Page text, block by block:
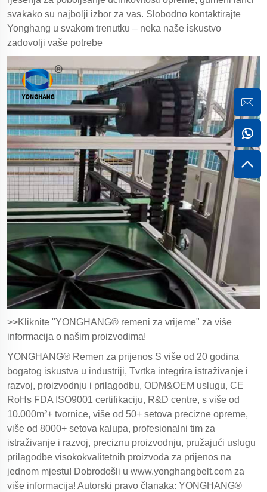
svakako su najbolji izbor za vas. Slobodno kontaktirajte
Yonghang u svakom trenutku – neka naše iskustvo
zadovolji vaše potrebe
>>Kliknite "YONGHANG® remeni za vrijeme" za više
informacija o našim proizvodima!
YONGHANG® Remen za prijenos S više od 20 godina
bogatog iskustva u industriji, Tvrtka integrira istraživanje i
razvoj, proizvodnju i prilagodbu, ODM&OEM uslugu, CE
RoHs FDA ISO9001 certifikaciju, R&D centre, s više od
10.000m²+ tvornice, više od 50+ setova precizne opreme,
više od 8000+ setova kalupa, profesionalni tim za
istraživanje i razvoj, preciznu proizvodnju, pružajući uslugu
prilagodbe visokokvalitetnih proizvoda za prijenos na
jednom mjestu! Dobrodošli u www.yonghangbelt.com za
više informacija! Autorski pravo članaka: YONGHANG®